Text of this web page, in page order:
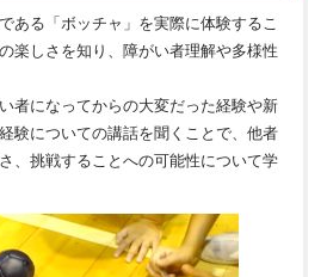
ある「ボッチャ」を実際に体験するこ
楽しさを知り、障がい者理解や多様性
者になってからの大変だった経験や新
験についての講話を聞くことで、他者
、挑戦することへの可能性について学